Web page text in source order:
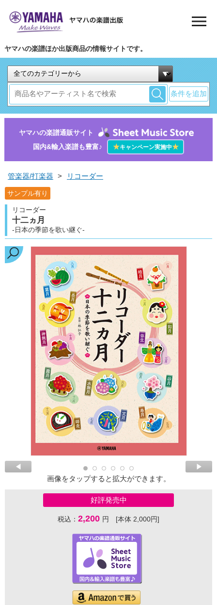
ヤマハの楽譜ほか出版商品の情報サイトです。
条件を追加
ヤマハの楽譜通販サイト
国内&輸入楽譜も豊富♪
★キャンペーン実施中★
管楽器/打楽器 > リコーダー
サンプル有り
リコーダー
十二ヵ月
-日本の季節を歌い継ぐ-
画像をタップすると拡大ができます。
好評発売中
税込： 2,200 円 [本体 2,000円]